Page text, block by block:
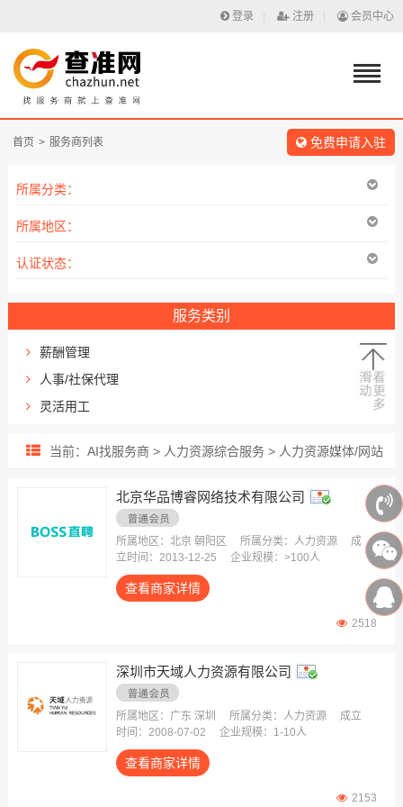
登录 注册 会员中心
首页 > 服务商列表 免费申请入驻
所属分类：
所属地区：
认证状态：
服务类别
薪酬管理
人事/社保代理
灵活用工
人力资源外包
业务/岗位外包
雇主责任险
当前：AI找服务商 > 人力资源综合服务 > 人力资源媒体/网站
北京华品博睿网络技术有限公司
所属地区：北京 朝阳区 所属分类：人力资源
成
立时间：2013-12-25
企业规模：>100人
查看商家详情
2518
深圳市天域人力资源有限公司
所属地区：广东 深圳 所属分类：人力资源
成立
时间：2008-07-02
企业规模：1-10人
查看商家详情
2153